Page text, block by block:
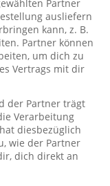
Partner
ausliefern
kann, z. B.
Partner können
um dich zu
Vertrags mit dir
der Partner trägt
Verarbeitung
diesbezüglich
wie der Partner
dich direkt an